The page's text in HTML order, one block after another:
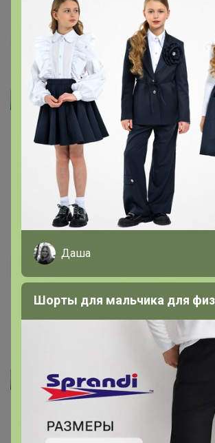
Доброе утро. Можно посмотреть и
21 ноября, 2022 09:45
Артемида
Лизонька Лизок , Здравствуйте
только 2 шт, отказались выкупать в
18 ноября, 2022 14:43
Лизонька Лизок
Скажите, будут ли такие 52 размера?
18 ноября, 2022 14:37
Артемида
, Как же приятно читать такие
Даша
Шорты для мальчика для